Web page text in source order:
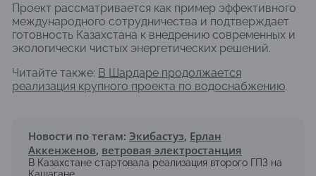
Проект рассматривается как пример эффективного
международного сотрудничества и подтверждает
готовность Казахстана к внедрению современных и
экологически чистых энергетических решений.
Читайте также: В Шардаре продолжается
реализация крупного проекта по водоснабжению.
Новости по тегам: Экибастуз, Ерлан
Аккенженов, ветровая электростанция
В Казахстане стартовала реализация второго ГПЗ на
Кашагане